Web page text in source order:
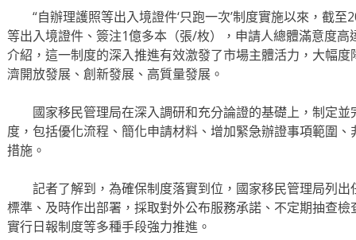
“自辦理護照等出入境證件‘只跑一次’制度實施以來，截至
等出入境證件、簽注1億多本（張/枚），申請人總體滿意度高
介紹，這一制度的深入推進有效激發了市場主體活力，大幅
濟開放發展、創新發展、高質量發展。
國家移民管理局在深入調研和充分論證的基礎上，制定並
度，包括優化流程、簡化申請材料、增加緊急辦證事項範圍
措施。
記者了解到，為確保制度落實到位，國家移民管理局列出
標準、及時作出部署，採取對外公布服務承諾、不定期抽查
實行日報制度等多種手段強力推進。